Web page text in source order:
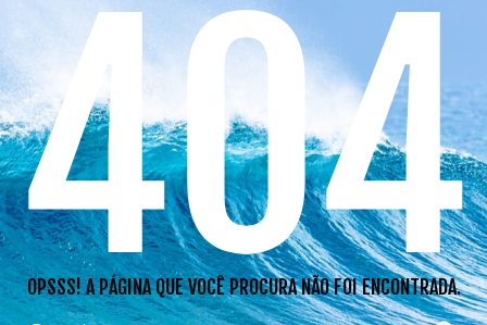
404
OPSSS! A PÁGINA QUE VOCÊ PROCURA NÃO FOI ENCONTRADA.